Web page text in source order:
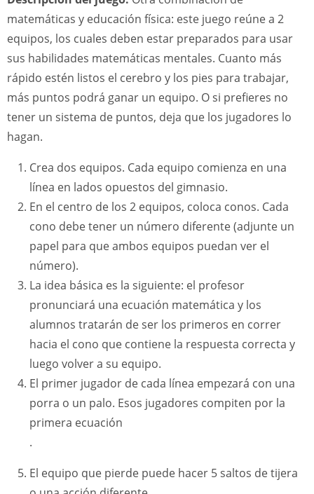
matemáticas y educación física: este juego reúne a 2
equipos, los cuales deben estar preparados para usar
sus habilidades matemáticas mentales. Cuanto más
rápido estén listos el cerebro y los pies para trabajar,
más puntos podrá ganar un equipo. O si prefieres no
tener un sistema de puntos, deja que los jugadores lo
hagan.
Crea dos equipos. Cada equipo comienza en una
línea en lados opuestos del gimnasio.
En el centro de los 2 equipos, coloca conos. Cada
cono debe tener un número diferente (adjunte un
papel para que ambos equipos puedan ver el
número).
La idea básica es la siguiente: el profesor
pronunciará una ecuación matemática y los
alumnos tratarán de ser los primeros en correr
hacia el cono que contiene la respuesta correcta y
luego volver a su equipo.
El primer jugador de cada línea empezará con una
porra o un palo. Esos jugadores compiten por la
primera ecuación
.
El equipo que pierde puede hacer 5 saltos de tijera